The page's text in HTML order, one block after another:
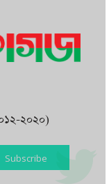
২০২০)